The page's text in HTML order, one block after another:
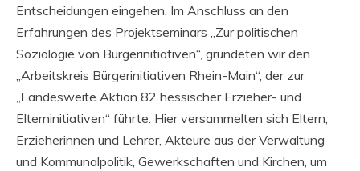
Entscheidungen eingehen. Im Anschluss an den
Erfahrungen des Projektseminars „Zur politischen
Soziologie von Bürgerinitiativen“, gründeten wir den
„Arbeitskreis Bürgerinitiativen Rhein-Main“, der zur
„Landesweite Aktion 82 hessischer Erzieher- und
Elterninitiativen“ führte. Hier versammelten sich Eltern,
Erzieherinnen und Lehrer, Akteure aus der Verwaltung
und Kommunalpolitik, Gewerkschaften und Kirchen, um